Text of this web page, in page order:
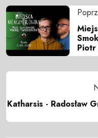
Katharsis - Radosław